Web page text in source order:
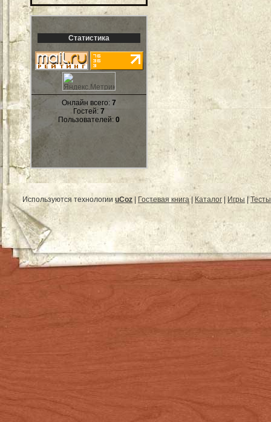
Статистика
Онлайн всего: 7
Гостей: 7
Пользователей: 0
Используются технологии uCoz Гостевая книга| Каталог Игры |Тесты